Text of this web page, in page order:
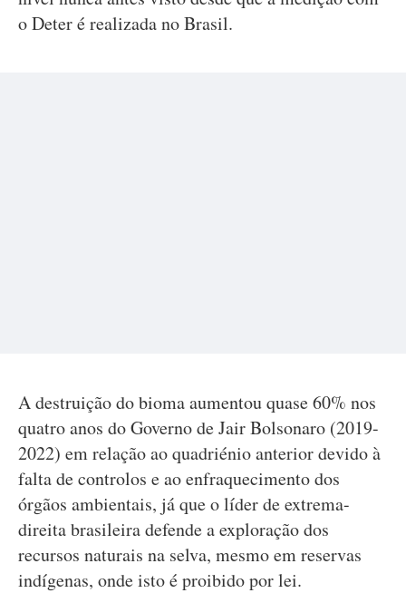
o Deter é realizada no Brasil.
A destruição do bioma aumentou quase 60% nos
quatro anos do Governo de Jair Bolsonaro (2019-
2022) em relação ao quadriénio anterior devido à
falta de controlos e ao enfraquecimento dos
órgãos ambientais, já que o líder de extrema-
direita brasileira defende a exploração dos
recursos naturais na selva, mesmo em reservas
indígenas, onde isto é proibido por lei.